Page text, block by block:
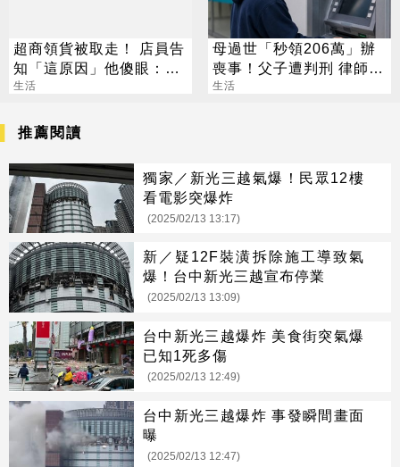
超商領貨被取走！ 店員告
知「這原因」他傻眼：比
中樂透還扯
生活
母過世「秒領206萬」辦
喪事！父子遭判刑 律師：
搶錢先下手是罪
生活
推薦閱讀
獨家／新光三越氣爆！民眾12樓
看電影突爆炸
(2025/02/13 13:17)
新／疑12F裝潢拆除施工導致氣
爆！台中新光三越宣布停業
(2025/02/13 13:09)
台中新光三越爆炸 美食街突氣爆
已知1死多傷
(2025/02/13 12:49)
台中新光三越爆炸 事發瞬間畫面
曝
(2025/02/13 12:47)